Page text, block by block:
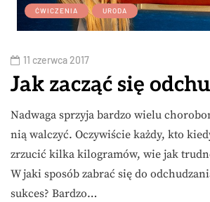
ĆWICZENIA URODA
11 czerwca 2017
Jak zacząć się
Nadwaga sprzyja bardzo wielu
nią walczyć. Oczywiście każdy, kto
zrzucić kilka kilogramów, wie jak
W jaki sposób zabrać się do
sukces? Bardzo…